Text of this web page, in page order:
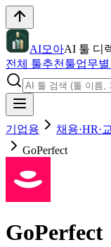
AI모아AI 툴 디
전체 툴추천툴업무
기업용 채용·HR·
GoPerfect
GoPerfect